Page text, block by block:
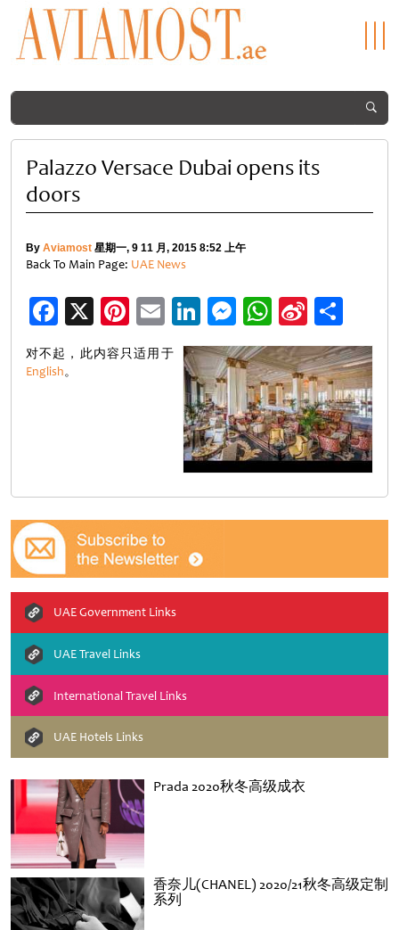
Prada 2020秋冬高级成衣
香奈儿(CHANEL) 2020/21秋冬高级定制
系列
Palazzo Versace Dubai opens its
doors
By Aviamost 星期一, 9 11 月, 2015 8:52 上午
Back To Main Page: UAE News
Facebook
X Pinterest
EmailLinkedIn
Messenger
WhatsApp
Sina
Weibo
享
对不起，此内容只适用于
English。
UAE Government Links
UAE Travel Links
International Travel Links
UAE Hotels Links